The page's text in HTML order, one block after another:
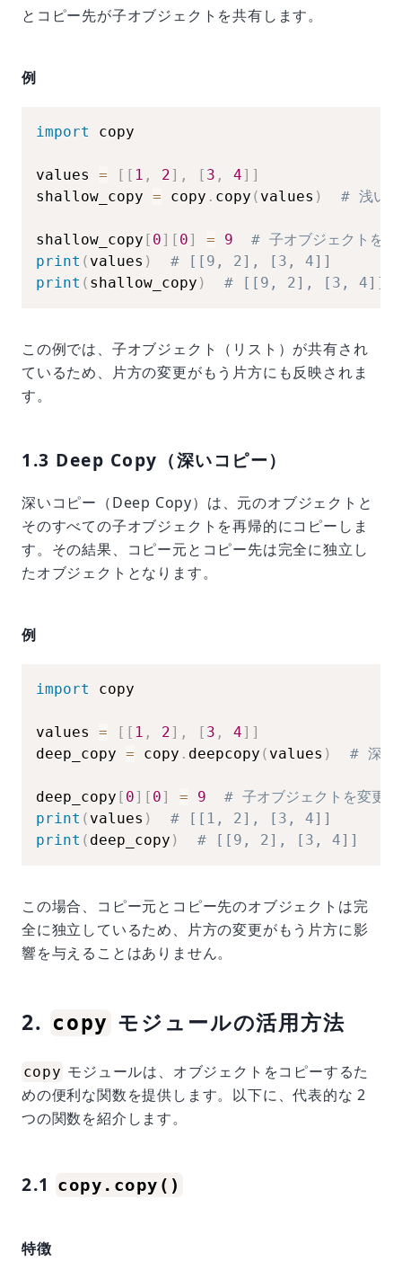
とコピー先が子オブジェクトを共有します。
例
import copy
values = [ [ 1 , 2] , [ 3 , 4] ]
shallow_copy = copy . copy ( values ) # 浅い
shallow_copy [ 0] [ 0] = 9
# 子オブジェクトを変
print ( values )
# [[9, 2], [3, 4]]
print ( shallow_copy ) # [[9, 2], [3, 4]]
この例では、子オブジェクト（リスト）が共有され
ているため、片方の変更がもう片方にも反映されま
す。
1.3 Deep Copy（深いコピー）
深いコピー（Deep Copy）は、元のオブジェクトと
そのすべての子オブジェクトを再帰的にコピーしま
す。その結果、コピー元とコピー先は完全に独立し
たオブジェクトとなります。
例
import copy
values = [ [ 1 , 2] , [ 3 , 4] ]
deep_copy = copy . deepcopy ( values ) # 深い
deep_copy [ 0] [ 0] = 9
# 子オブジェクトを変更
print ( values )
# [[1, 2], [3, 4]]
print ( deep_copy ) # [[9, 2], [3, 4]]
この場合、コピー元とコピー先のオブジェクトは完
全に独立しているため、片方の変更がもう片方に影
響を与えることはありません。
2. copy モジュールの活用方法
copy モジュールは、オブジェクトをコピーするた
めの便利な関数を提供します。以下に、代表的な 2
つの関数を紹介します。
2.1 copy.copy()
特徴